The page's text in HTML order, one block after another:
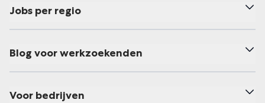
Jobs per regio
Blog voor werkzoekenden
Voor bedrijven